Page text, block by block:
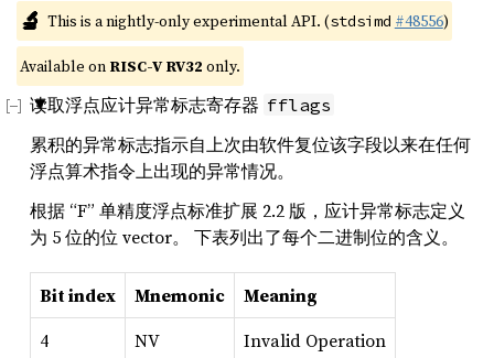
🔬 This is a nightly-only experimental API. (stdsimd #48556)
Available on RISC-V RV32 only.
读取浮点应计异常标志寄存器 fflags
累积的异常标志指示自上次由软件复位该字段以来在任何
浮点算术指令上出现的异常情况。
根据 “F” 单精度浮点标准扩展 2.2 版，应计异常标志定义
为 5 位的位 vector。 下表列出了每个二进制位的含义。
Bit index Mnemonic
Meaning
4
NV
Invalid Operation